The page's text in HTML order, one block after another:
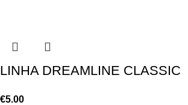
LINHA DREAMLINE CLASSIC
€5.00